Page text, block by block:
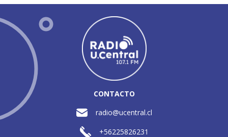
CONTACTO
radio@ucentral.cl
+56225826231